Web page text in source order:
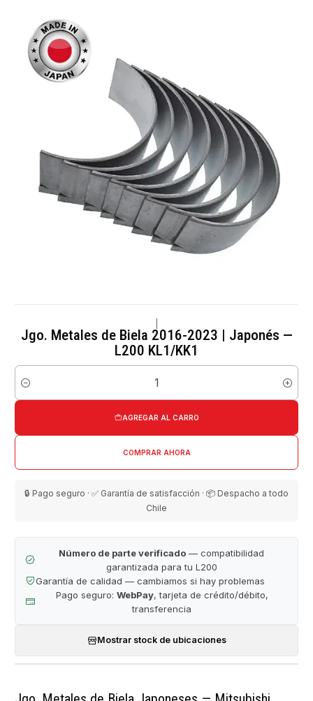
Jgo. Metales de Biela 2016-2023 | Japonés —
L200 KL1/KK1
Cantidad
AGREGAR AL CARRO
COMPRAR AHORA
🔒 Pago seguro · ✅ Garantía de satisfacción · 📦 Despacho a todo
Chile
Número de parte verificado — compatibilidad
garantizada para tu L200
Garantía de calidad — cambiamos si hay problemas
Pago seguro: WebPay, tarjeta de crédito/débito,
transferencia
Mostrar stock de ubicaciones